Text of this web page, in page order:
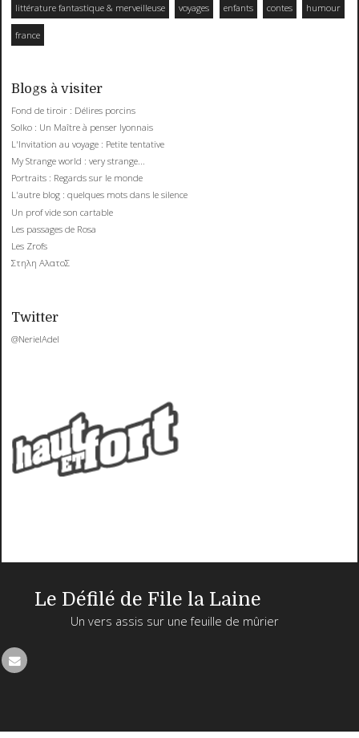
littérature fantastique & merveilleuse voyages enfants contes humour
france
Blogs à visiter
Fond de tiroir : Délires porcins
Solko : Un Maître à penser lyonnais
L'Invitation au voyage : Petite tentative
My Strange world : very strange...
Portraits : Regards sur le monde
L'autre blog : quelques mots dans le silence
Un prof vide son cartable
Les passages de Rosa
Les Zrofs
Στηλη ΑλατοΣ
Twitter
@NerielAdel
Le Défilé de File la Laine
Un vers assis sur une feuille de mûrier